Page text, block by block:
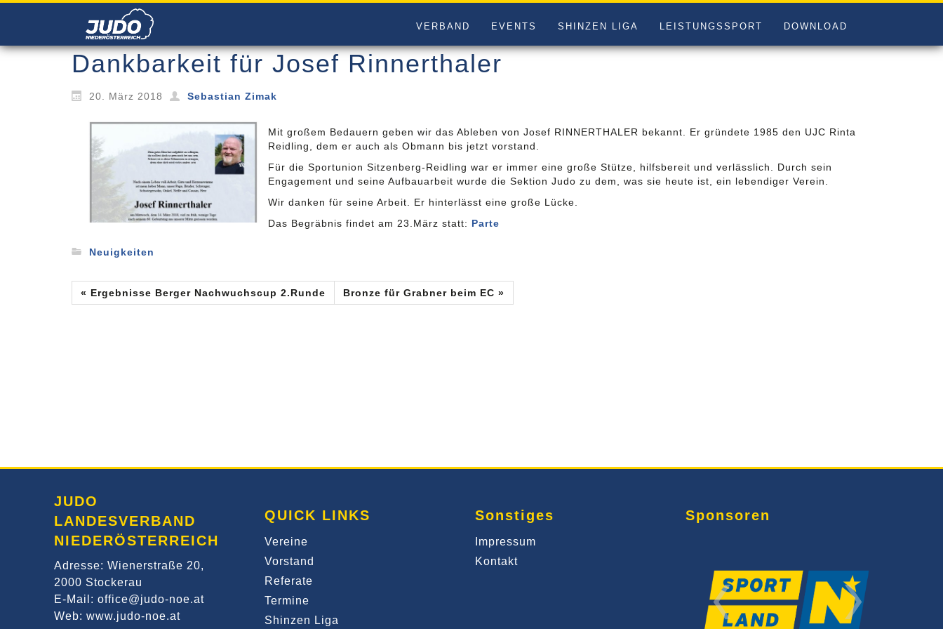
VERBAND EVENTS SHINZEN LIGA LEISTUNGSSPORT DOWNLOAD
Dankbarkeit für Josef Rinnerthaler
20. März 2018 Sebastian Zimak
Mit großem Bedauern geben wir das Ableben von Josef RINNERTHALER bekannt. Er gründete 1985 den UJC Rinta
Reidling, dem er auch als Obmann bis jetzt vorstand.
Für die Sportunion Sitzenberg-Reidling war er immer eine große Stütze, hilfsbereit und verlässlich. Durch sein
Engagement und seine Aufbauarbeit wurde die Sektion Judo zu dem, was sie heute ist, ein lebendiger Verein.
Wir danken für seine Arbeit. Er hinterlässt eine große Lücke.
Das Begräbnis findet am 23.März statt: Parte
Neuigkeiten
« Ergebnisse Berger Nachwuchscup 2.Runde Bronze für Grabner beim EC »
JUDO
LANDESVERBAND
NIEDERÖSTERREICH
Adresse: Wienerstraße 20,
2000 Stockerau
E-Mail: office@judo-noe.at
Web: www.judo-noe.at
QUICK LINKS
Vereine
Vorstand
Referate
Termine
Shinzen Liga
Sonstiges
Impressum
Kontakt
Sponsoren